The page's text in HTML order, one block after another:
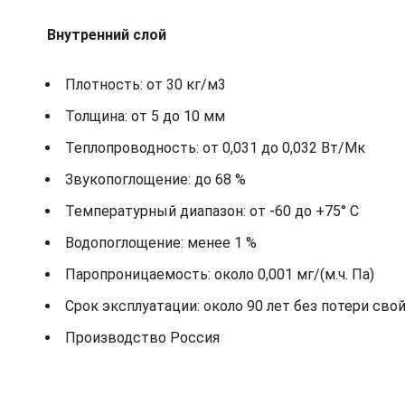
Внутренний слой
Плотность: от 30 кг/м3
Толщина: от 5 до 10 мм
Теплопроводность: от 0,031 до 0,032 Вт/Мк
Звукопоглощение: до 68 %
Температурный диапазон: от -60 до +75° С
Водопоглощение: менее 1 %
Паропроницаемость: около 0,001 мг/(м.ч. Па)
Срок эксплуатации: около 90 лет без потери
Производство Россия